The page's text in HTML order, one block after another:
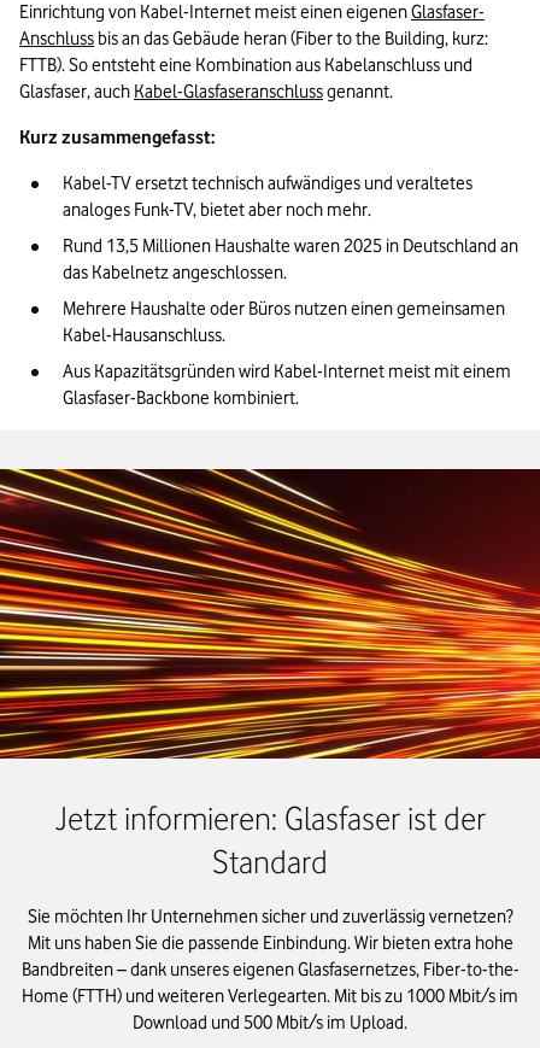
Einrichtung von Kabel-Internet meist einen eigenen Glasfaser-
Anschluss bis an das Gebäude heran (Fiber to the Building, kurz:
FTTB). So entsteht eine Kombination aus Kabelanschluss und
Glasfaser, auch Kabel-Glasfaseranschluss genannt.
Kurz zusammengefasst:
Kabel-TV ersetzt technisch aufwändiges und veraltetes
analoges Funk-TV, bietet aber noch mehr.
Rund 13,5 Millionen Haushalte waren 2025 in Deutschland an
das Kabelnetz angeschlossen.
Mehrere Haushalte oder Büros nutzen einen gemeinsamen
Kabel-Hausanschluss.
Aus Kapazitätsgründen wird Kabel-Internet meist mit einem
Glasfaser-Backbone kombiniert.
Jetzt informieren: Glasfaser ist der
Standard
Sie möchten Ihr Unternehmen sicher und zuverlässig vernetzen?
Mit uns haben Sie die passende Einbindung. Wir bieten extra hohe
Bandbreiten – dank unseres eigenen Glasfasernetzes, Fiber-to-the-
Home (FTTH) und weiteren Verlegearten. Mit bis zu 1000 Mbit/s im
Download und 500 Mbit/s im Upload.